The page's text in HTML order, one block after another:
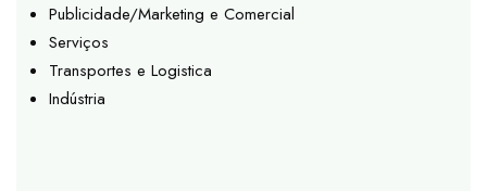
Publicidade/Marketing e Comercial
Serviços
Transportes e Logistica
Indústria